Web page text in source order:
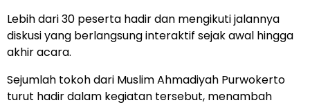
Lebih dari 30 peserta hadir dan mengikuti jalannya
diskusi yang berlangsung interaktif sejak awal hingga
akhir acara.
Sejumlah tokoh dari Muslim Ahmadiyah Purwokerto
turut hadir dalam kegiatan tersebut, menambah